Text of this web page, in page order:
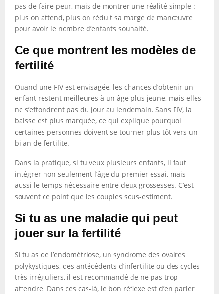
pas de faire peur, mais de montrer une réalité simple :
plus on attend, plus on réduit sa marge de manœuvre
pour avoir le nombre d’enfants souhaité.
Ce que montrent les modèles de
fertilité
Quand une FIV est envisagée, les chances d’obtenir un
enfant restent meilleures à un âge plus jeune, mais elles
ne s’effondrent pas du jour au lendemain. Sans FIV, la
baisse est plus marquée, ce qui explique pourquoi
certaines personnes doivent se tourner plus tôt vers un
bilan de fertilité.
Dans la pratique, si tu veux plusieurs enfants, il faut
intégrer non seulement l’âge du premier essai, mais
aussi le temps nécessaire entre deux grossesses. C’est
souvent ce point que les couples sous-estiment.
Si tu as une maladie qui peut
jouer sur la fertilité
Si tu as de l’endométriose, un syndrome des ovaires
polykystiques, des antécédents d’infertilité ou des cycles
très irréguliers, il est recommandé de ne pas trop
attendre. Dans ces cas-là, le bon réflexe est d’en parler